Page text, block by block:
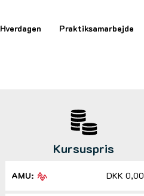
Hverdagen Praktiksamarbejde
Kursuspris
AMU: DKK 0,00